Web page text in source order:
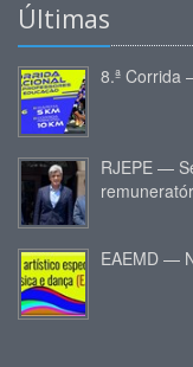
Últimas
8.ª Corrida
RJEPE —
EAEMD —